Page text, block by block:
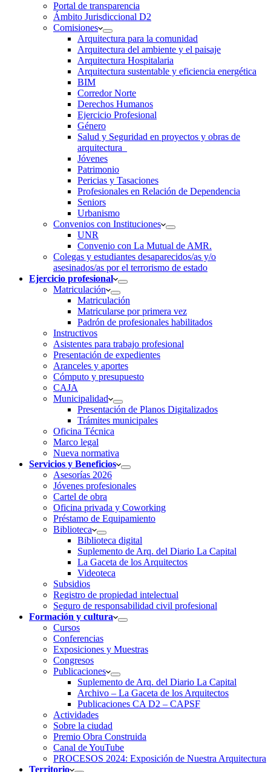
Portal de transparencia
Ámbito Jurisdiccional D2
Comisiones
Arquitectura para la comunidad
Arquitectura del ambiente y el paisaje
Arquitectura Hospitalaria
Arquitectura sustentable y eficiencia energética
BIM
Corredor Norte
Derechos Humanos
Ejercicio Profesional
Género
Salud y Seguridad en proyectos y obras de
arquitectura
Jóvenes
Patrimonio
Pericias y Tasaciones
Profesionales en Relación de Dependencia
Seniors
Urbanismo
Convenios con Instituciones
UNR
Convenio con La Mutual de AMR.
Colegas y estudiantes desaparecidos/as y/o
asesinados/as por el terrorismo de estado
Ejercicio profesional
Matriculación
Matriculación
Matricularse por primera vez
Padrón de profesionales habilitados
Instructivos
Asistentes para trabajo profesional
Presentación de expedientes
Aranceles y aportes
Cómputo y presupuesto
CAJA
Municipalidad
Presentación de Planos Digitalizados
Trámites municipales
Oficina Técnica
Marco legal
Nueva normativa
Servicios y Beneficios
Asesorías 2026
Jóvenes profesionales
Cartel de obra
Oficina privada y Coworking
Préstamo de Equipamiento
Biblioteca
Biblioteca digital
Suplemento de Arq. del Diario La Capital
La Gaceta de los Arquitectos
Videoteca
Subsidios
Registro de propiedad intelectual
Seguro de responsabilidad civil profesional
Formación y cultura
Cursos
Conferencias
Exposiciones y Muestras
Congresos
Publicaciones
Suplemento de Arq. del Diario La Capital
Archivo – La Gaceta de los Arquitectos
Publicaciones CA D2 – CAPSF
Actividades
Sobre la ciudad
Premio Obra Construida
Canal de YouTube
PROCESOS 2024: Exposición de Nuestra Arquitectura
Territorio